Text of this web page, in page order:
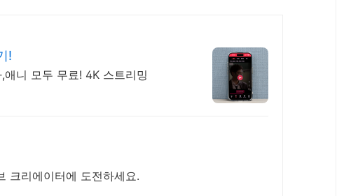
!
니 모두 무료! 4K 스트리밍
크리에이터에 도전하세요.